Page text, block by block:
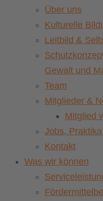
Über uns
Kulturelle
Leitbild &
Gewalt und
Team
Mitglieder &
Mitglied
Jobs,
Kontakt
Was wir können